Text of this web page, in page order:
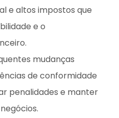
e altos impostos que
e o
mudanças
de conformidade
penalidades e manter